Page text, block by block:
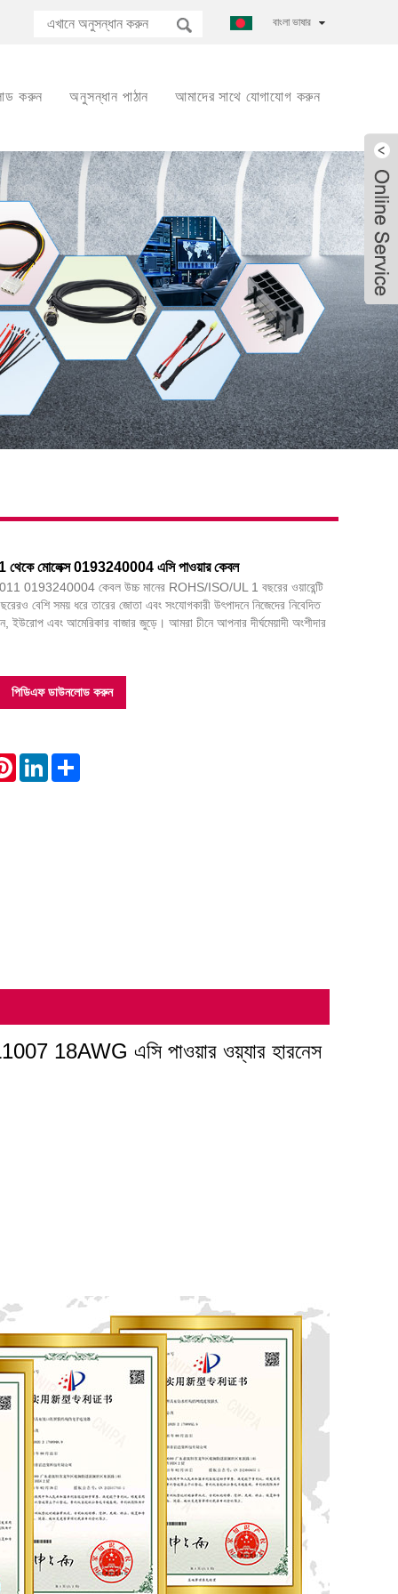
বাংলা ভাষার
করুন অনুসন্ধান পাঠান আমাদের সাথে যোগাযোগ করুন
মোলেক্স 0193240004 এসি পাওয়ার কেবল
0193240004 কেবল উচ্চ মানের ROHS/ISO/UL 1 বছরের ওয়ারেন্টি
বেশি সময় ধরে তারের জোতা এবং সংযোগকারী উৎপাদনে নিজেদের নিবেদিত
ইউরোপ এবং আমেরিকার বাজার জুড়ে। আমরা চীনে আপনার দীর্ঘমেয়াদী অংশীদার
পিডিএফ ডাউনলোড করুন
PinterestLinkedInShare
18AWG এসি পাওয়ার ওয়্যার হারনেস